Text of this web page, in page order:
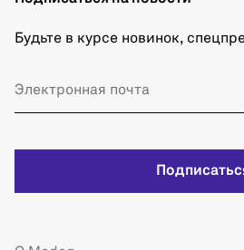
Будьте в курсе новинок,